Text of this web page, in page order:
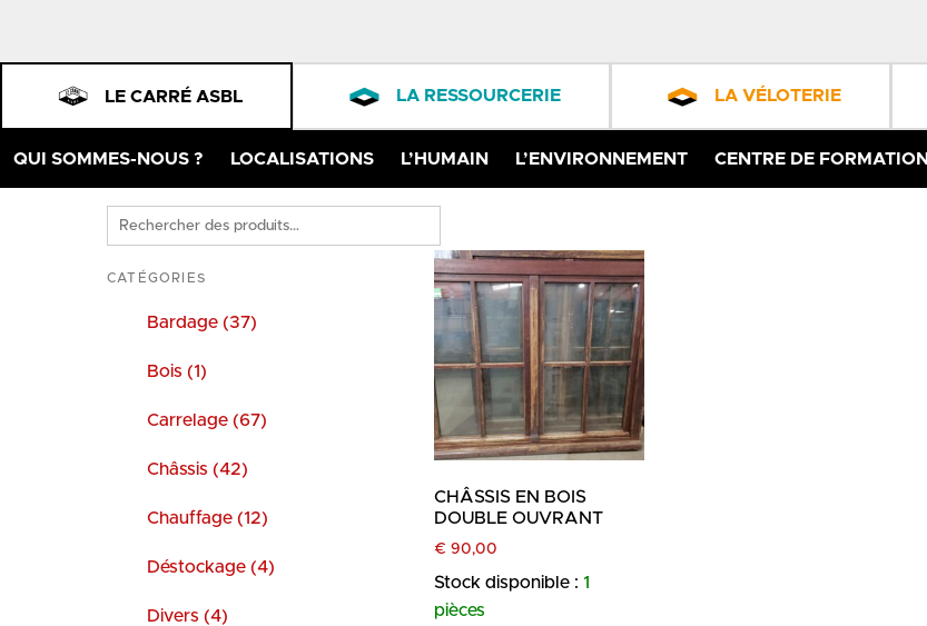
LE CARRÉ ASBL LA RESSOURCERIE LA VÉLOTERIE
QUI SOMMES-NOUS ? LOCALISATIONS L’HUMAIN L’ENVIRONNEMENT CENTRE DE FORMATION
Rechercher
des
produits
CATÉGORIES
Bardage (37)
Bois (1)
Carrelage (67)
Châssis (42)
Chauffage (12)
Déstockage (4)
Divers (4)
CHÂSSIS EN BOIS
DOUBLE OUVRANT
€ 90,00
Stock disponible : 1
pièces